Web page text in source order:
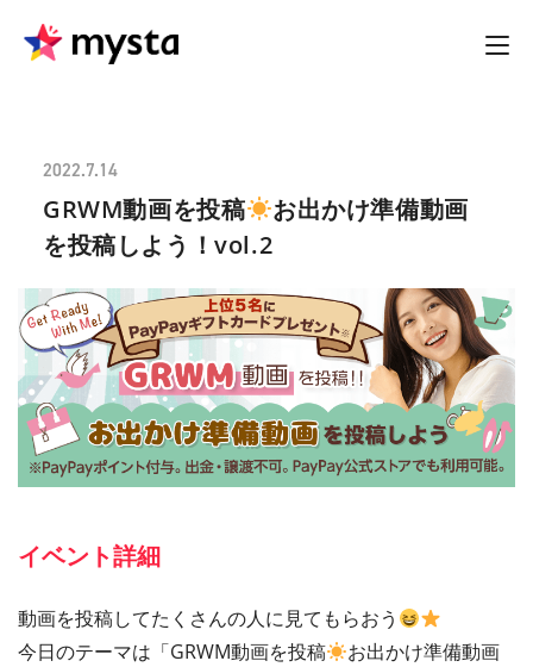
2022.7.14
GRWM動画を投稿
お出かけ準備動画
を投稿しよう！vol.2
イベント詳細
動画を投稿してたくさんの人に見てもらおう
今日のテーマは「GRWM動画を投稿
お出かけ準備動画